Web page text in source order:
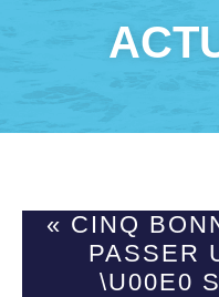
« CINQ
PASSER
\U00E0